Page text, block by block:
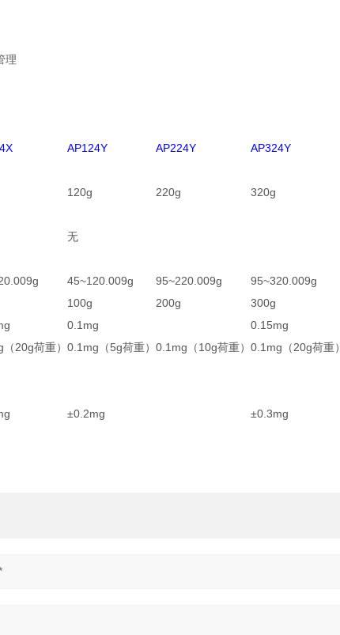
理
AP124Y AP224Y AP324Y
120g 220g 320g
无
45~120.009g
100g
95~220.009g
200g
95~320.009g
300g
0.1mg
0.15mg
20g荷重） 0.1mg（5g荷重） 0.1mg（10g荷重） 0.1mg（20g荷重）
±0.2mg ±0.3mg